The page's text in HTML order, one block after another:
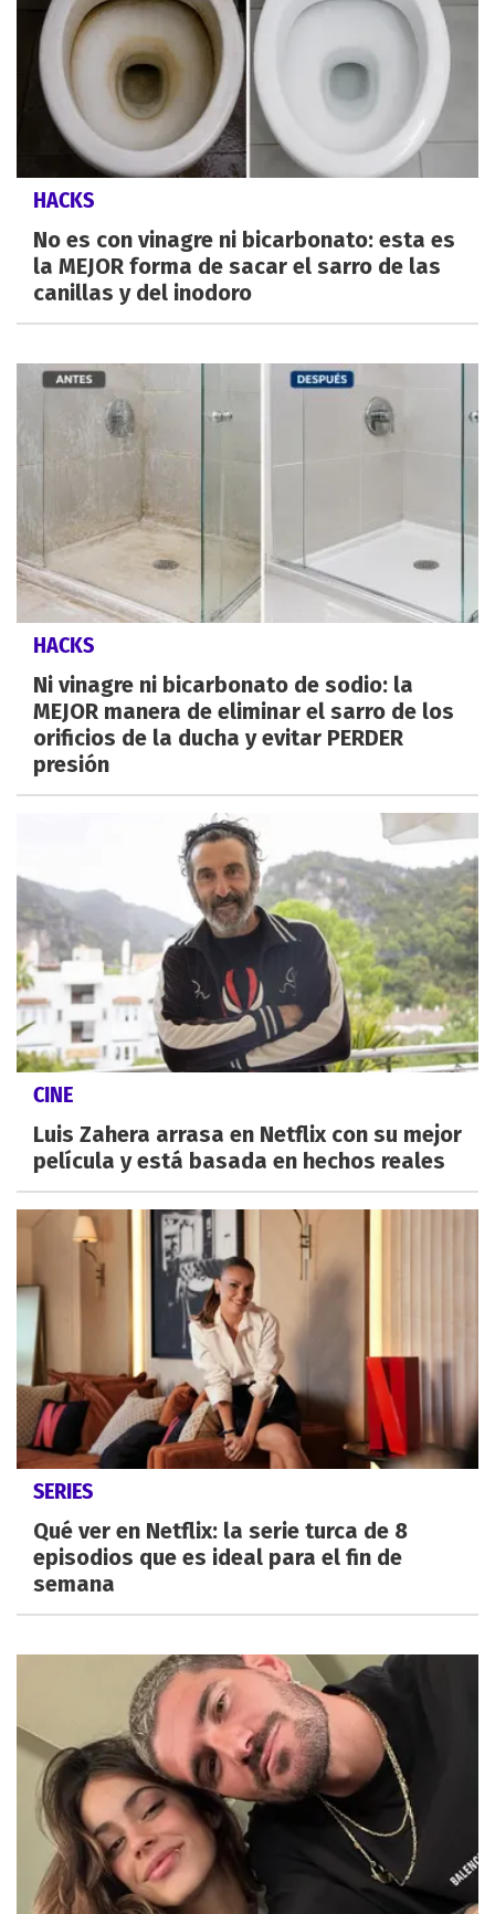
HACKS
No es con vinagre ni bicarbonato: esta es
la MEJOR forma de sacar el sarro de las
canillas y del inodoro
HACKS
Ni vinagre ni bicarbonato de sodio: la
MEJOR manera de eliminar el sarro de los
orificios de la ducha y evitar PERDER
presión
CINE
Luis Zahera arrasa en Netflix con su mejor
película y está basada en hechos reales
SERIES
Qué ver en Netflix: la serie turca de 8
episodios que es ideal para el fin de
semana